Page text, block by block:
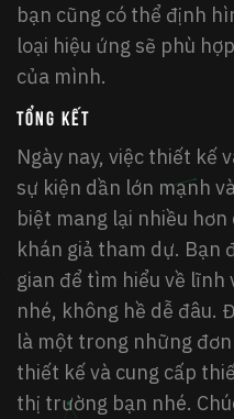
bạn cũng có thể định
loại hiệu ứng sẽ phù
của mình.
TỔNG KẾT
Ngày nay, việc thiết kế
sự kiện dần lớn mạnh
biệt mang lại nhiều
khán giả tham dự. Bạn
gian để tìm hiểu về lĩnh
nhé, không hề dễ đâu.
là một trong những
thiết kế và cung cấp
thị trường bạn nhé.